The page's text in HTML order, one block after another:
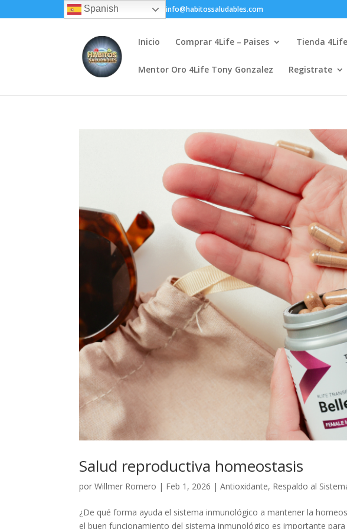
+(505) 8200-1450 info@habitossaludables.com
Inicio Comprar 4Life – Paises Tienda
Mentor Oro 4Life Tony Gonzalez Registrate
Salud reproductiva homeostasis
porWillmer Romero | Feb 1, 2026 |Antioxidante, Respaldo al
¿De qué forma ayuda el sistema inmunológico a mantener la
el buen funcionamiento del sistema inmunológico es importante
Spanish